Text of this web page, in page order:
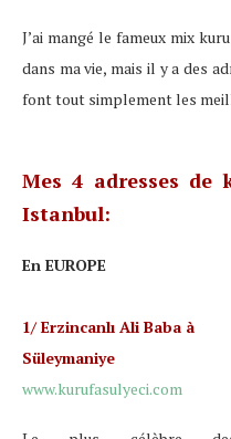
J’ai mangé le fameux mix
dans ma vie, mais il y a des
font tout simplement les
Mes 4 adresses de
Istanbul:
En EUROPE
1/ Erzincanlı Ali Baba à
Süleymaniye
www.kurufasulyeci.com